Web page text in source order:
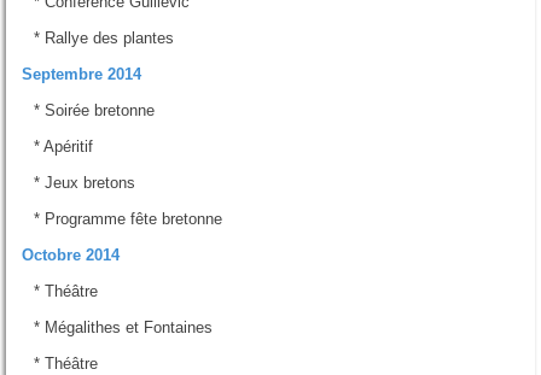
* Rallye des plantes
Septembre 2014
* Soirée bretonne
* Apéritif
* Jeux bretons
* Programme fête bretonne
Octobre 2014
* Théâtre
* Mégalithes et Fontaines
* Théâtre